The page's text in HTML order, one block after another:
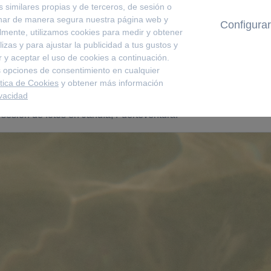
Mamá Ocllo era la hija del dios sol según cuenta una
día con nuestros complementos.
al mundo Ocllo Joyas, brilla con
de fotos en Jandía, Fuerteventura.
similares propias y de terceros, de sesión o
de manera segura nuestra página web y
utilizamos cookies para medir y obtener
y para ajustar la publicidad a tus gustos y
aceptar el uso de cookies a continuación.
de consentimiento en cualquier
de Cookies y obtener más información
Configurar